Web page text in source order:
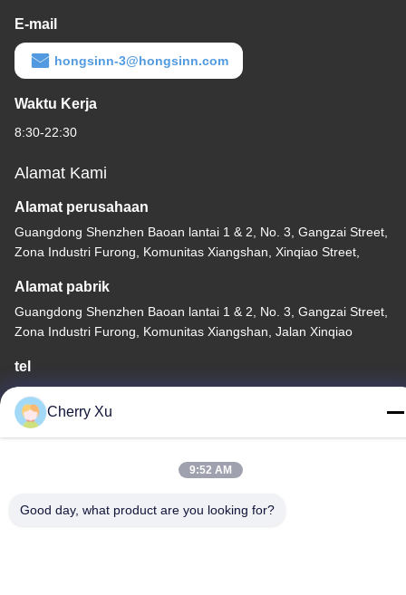
E-mail
hongsinn-3@hongsinn.com
Waktu Kerja
8:30-22:30
Alamat Kami
Alamat perusahaan
Guangdong Shenzhen Baoan lantai 1 & 2, No. 3, Gangzai Street,
Zona Industri Furong, Komunitas Xiangshan, Xinqiao Street,
Alamat pabrik
Guangdong Shenzhen Baoan lantai 1 & 2, No. 3, Gangzai Street,
Zona Industri Furong, Komunitas Xiangshan, Jalan Xinqiao
tel
86-0755-27097532-8:30
Hak cipta © -2026 Shenzhen Hongsinn Precision Co., Ltd. Hak
Cherry Xu
9:52 AM
Good day, what product are you looking for?